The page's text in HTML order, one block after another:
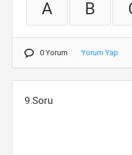
A B
0 Yorum Yorum Yap
9.Soru